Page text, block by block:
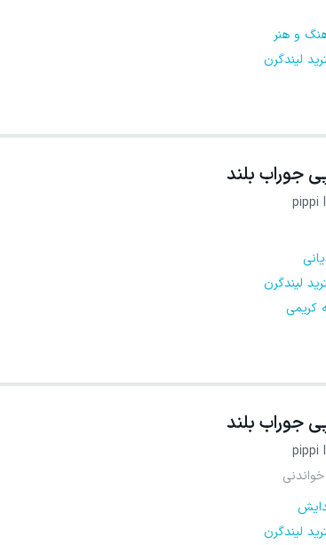
و هنر
لیندگرن
جوراب بلند
pippi
لیندگرن
کریمی
جوراب بلند
pippi
لیندگرن